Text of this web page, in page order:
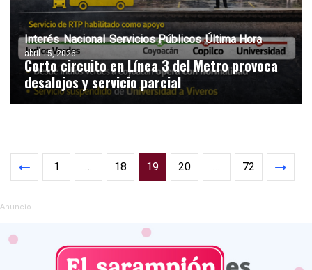
Interés Nacional Servicios Públicos Última Hora
abril 15, 2026
Corto circuito en Línea 3 del Metro provoca
desalojos y servicio parcial
1 … 18 19 20 … 72
Anuncio